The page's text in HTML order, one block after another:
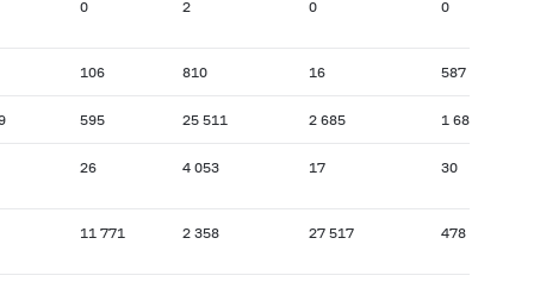
0 2 0 0
106 810 16 587
595 25 511 2 685 1 684
26 4 053 17 30
11 771 2 358 27 517 478